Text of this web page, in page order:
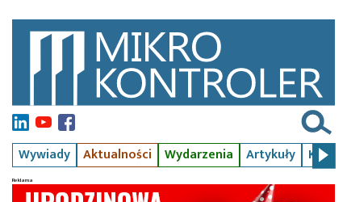
Wywiady Aktualności Wydarzenia Artykuły Kursy